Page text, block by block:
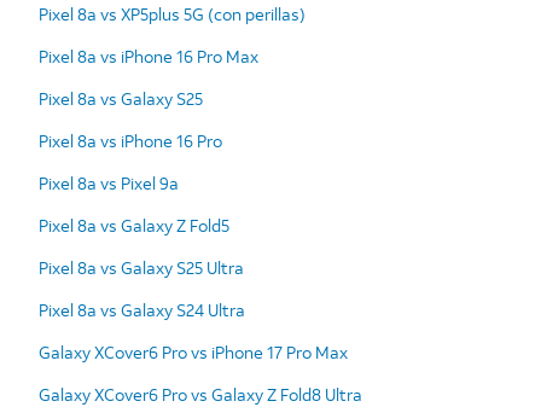
Pixel 8a vs XP5plus 5G (con perillas)
Pixel 8a vs iPhone 16 Pro Max
Pixel 8a vs Galaxy S25
Pixel 8a vs iPhone 16 Pro
Pixel 8a vs Pixel 9a
Pixel 8a vs Galaxy Z Fold5
Pixel 8a vs Galaxy S25 Ultra
Pixel 8a vs Galaxy S24 Ultra
Galaxy XCover6 Pro vs iPhone 17 Pro Max
Galaxy XCover6 Pro vs Galaxy Z Fold8 Ultra